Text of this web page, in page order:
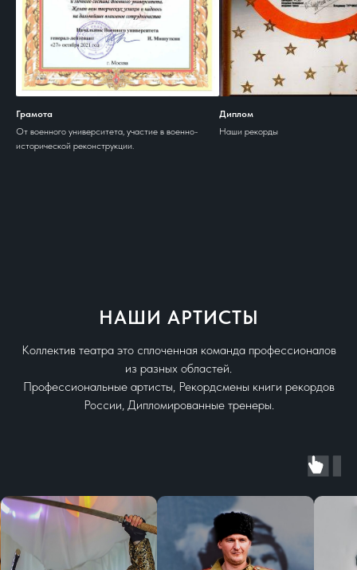
Грамота
От военного университета, участие в военно-
исторической реконструкции.
Диплом
Наши рекорды
НАШИ АРТИСТЫ
Коллектив театра это сплоченная команда профессионалов
из разных областей.
Профессиональные артисты, Рекордсмены книги рекордов
России, Дипломированные тренеры.